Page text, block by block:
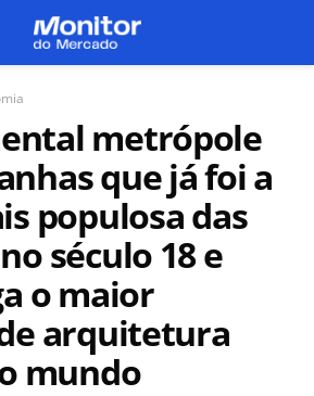
metrópole
que já foi a
populosa das
século 18 e
o maior
arquitetura
mundo